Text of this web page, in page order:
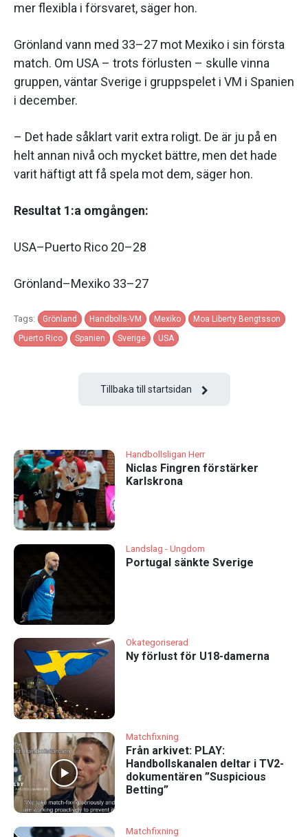
mer flexibla i försvaret, säger hon.
Grönland vann med 33–27 mot Mexiko i sin första
match. Om USA – trots förlusten – skulle vinna
gruppen, väntar Sverige i gruppspelet i VM i Spanien
i december.
– Det hade såklart varit extra roligt. De är ju på en
helt annan nivå och mycket bättre, men det hade
varit häftigt att få spela mot dem, säger hon.
Resultat 1:a omgången:
USA–Puerto Rico 20–28
Grönland–Mexiko 33–27
Tags: Grönland Handbolls-VM Mexiko
Moa Liberty Bengtsson
Puerto Rico
Spanien Sverige USA
Tillbaka till startsidan
Handbollsligan Herr
Niclas Fingren förstärker
Karlskrona
Landslag - Ungdom
Portugal sänkte Sverige
Okategoriserad
Ny förlust för U18-damerna
Matchfixning
Från arkivet: PLAY:
Handbollskanalen deltar i TV2-
dokumentären ”Suspicious
Betting”
Matchfixning